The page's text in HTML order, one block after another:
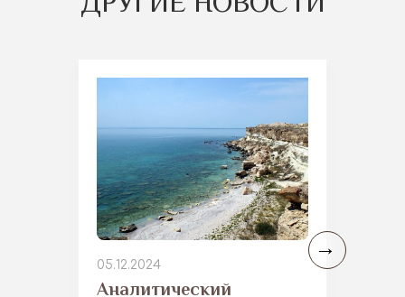
05.12.2024
Аналитический